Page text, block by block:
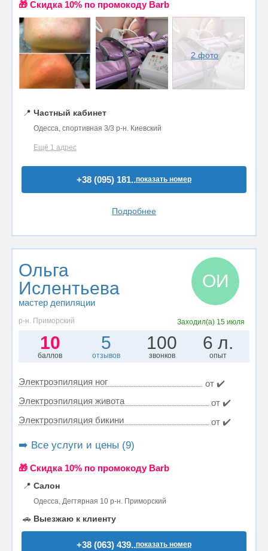
🎁 Cкидка 10% по промокоду Barb
2 фото
📍 Частный кабинет
Одесса, спортивная 3/3 р-н. Киевский
Ещё 1 адрес
+38 (095) 181..показать номер
Подробнее
Ольга
Ислентьева
мастер депиляции
ОИ
р-н. Приморский Заходил(а) 15 июля
10
баллов
5
отзывов
100
звонков
6 л.
опыт
Электроэпиляция ног
от ✔️
Электроэпиляция живота
от ✔️
Электроэпиляция бикини
от ✔️
➡️ Все услуги и цены (9)
🎁 Cкидка 10% по промокоду Barb
📍 Салон
Одесса, Дегтярная 10 р-н. Приморский
🚗 Выезжаю к клиенту
+38 (063) 439..показать номер